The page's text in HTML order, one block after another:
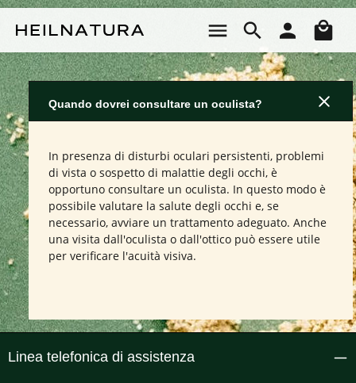
Il
Quando dovrei consultare un oculista?
In presenza di disturbi oculari persistenti, problemi
di vista o sospetto di malattie degli occhi, è
opportuno consultare un oculista. In questo modo è
possibile valutare la salute degli occhi e, se
necessario, avviare un trattamento adeguato. Anche
una visita dall'oculista o dall'ottico può essere utile
per verificare l'acuità visiva.
Linea telefonica di assistenza